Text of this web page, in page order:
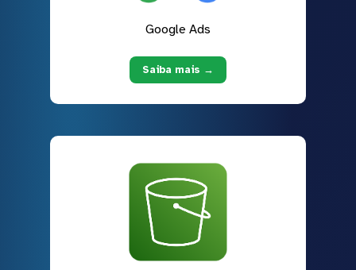
Google Ads
Saiba mais →